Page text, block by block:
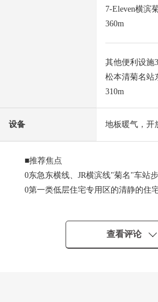
7-Eleven横滨
360m
其他便利设施3
松本清菊名站
310m
设备 地板暖气，开
■推荐焦点
0东急东横线、JR横滨线"菊名"车站
0第一类低层住宅专用区的清静的住
0超过6张塌塌米全居室的面积
0包括西式房间的步入式衣帽间在内
查看评论